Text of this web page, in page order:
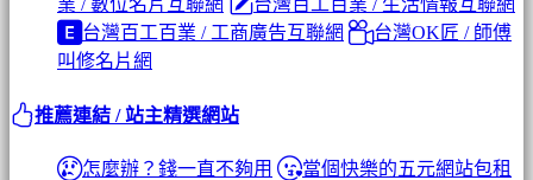
業 / 數位名片互聯網
台灣百工百業 / 生活情報互聯網
台灣百工百業 / 工商廣告互聯網
台灣OK匠 / 師傅
叫修名片網
推薦連結 / 站主精選網站
怎麼辦？錢一直不夠用
當個快樂的五元網站包租